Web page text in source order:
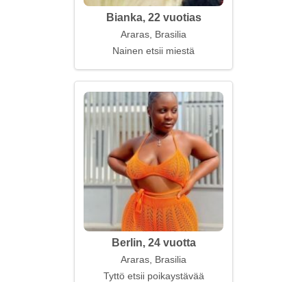
Bianka, 22 vuotias
Araras, Brasilia
Nainen etsii miestä
Berlin, 24 vuotta
Araras, Brasilia
Tyttö etsii poikaystävää